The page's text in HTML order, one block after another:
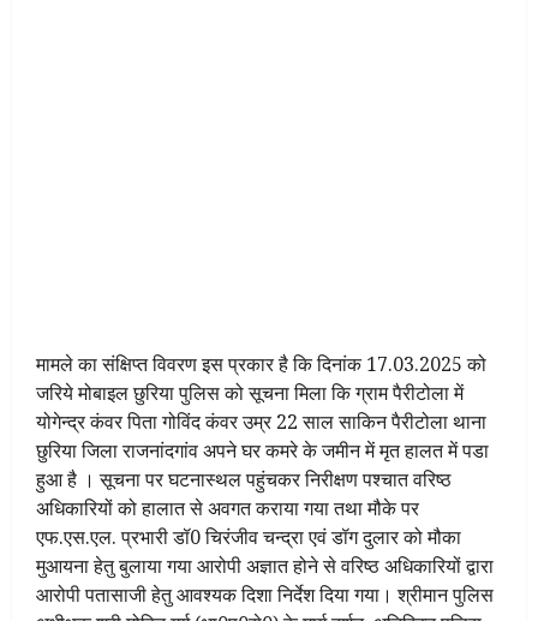
मामले का संक्षिप्त विवरण इस प्रकार है कि दिनांक 17.03.2025 को
जरिये मोबाइल छुरिया पुलिस को सूचना मिला कि ग्राम पैरीटोला में
योगेन्द्र कंवर पिता गोविंद कंवर उम्र 22 साल साकिन पैरीटोला थाना
छुरिया जिला राजनांदगांव अपने घर कमरे के जमीन में मृत हालत में पडा
हुआ है । सूचना पर घटनास्थल पहुंचकर निरीक्षण पश्चात वरिष्ठ
अधिकारियों को हालात से अवगत कराया गया तथा मौके पर
एफ.एस.एल. प्रभारी डॉ0 चिरंजीव चन्द्रा एवं डॉग दुलार को मौका
मुआयना हेतु बुलाया गया आरोपी अज्ञात होने से वरिष्ठ अधिकारियों द्वारा
आरोपी पतासाजी हेतु आवश्यक दिशा निर्देश दिया गया। श्रीमान पुलिस